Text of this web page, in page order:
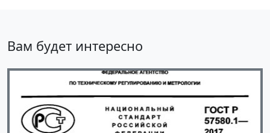
Вам будет интересно